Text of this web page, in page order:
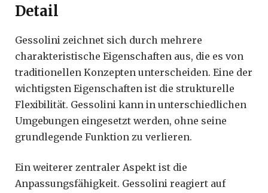
Detail
Gessolini zeichnet sich durch mehrere
charakteristische Eigenschaften aus, die es von
traditionellen Konzepten unterscheiden. Eine der
wichtigsten Eigenschaften ist die strukturelle
Flexibilität. Gessolini kann in unterschiedlichen
Umgebungen eingesetzt werden, ohne seine
grundlegende Funktion zu verlieren.
Ein weiterer zentraler Aspekt ist die
Anpassungsfähigkeit. Gessolini reagiert auf